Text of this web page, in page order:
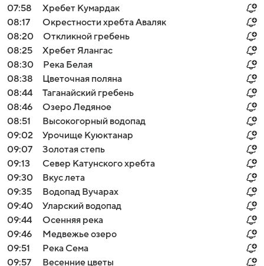
07:58
Хребет Кумардак
08:17
Окрестности хребта Аваляк
08:20
Откликной гребень
08:25
Хребет Ялангас
08:30
Река Белая
08:38
Цветочная поляна
08:44
Таганайский гребень
08:46
Озеро Ледяное
08:51
Высокогорный водопад
09:02
Урочище Куюктанар
09:07
Золотая степь
09:13
Север Катунского хребта
09:30
Вкус лета
09:35
Водопад Вучарах
09:40
Уларский водопад
09:44
Осенняя река
09:46
Медвежье озеро
09:51
Река Сема
09:57
Весенние цветы